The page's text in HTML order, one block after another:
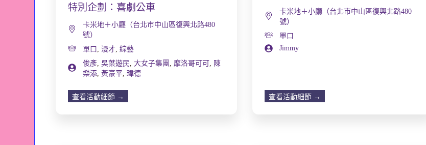
特別企劃：喜劇公車
卡米地＋小廳（台北市中山區復興北路480
號）
單口 ,漫才,綜藝
俊彥,吳葉遊民,大女子集團 , 摩洛哥可可 , 陳
樂添,黃豪平,瑋德
查看活動細節 →
卡米地＋小廳（台北市中山區復興北路480
號）
單口
Jimmy
查看活動細節 →